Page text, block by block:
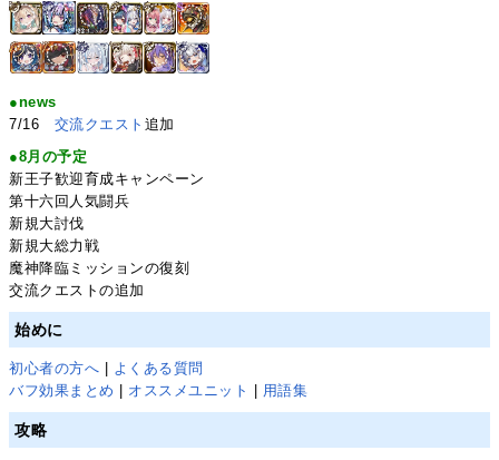
●news
7/16 交流クエスト 追加
●8月の予定
新王子歓迎育成キャンペーン
第十六回人気闘兵
新規大討伐
新規大総力戦
魔神降臨ミッションの復刻
交流クエストの追加
始めに
初心者の方へ
よくある質問
バフ効果まとめ
オススメユニット 用語集
攻略